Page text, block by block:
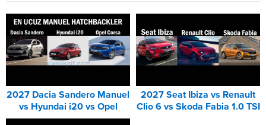
2027 Dacia Sandero Manuel
vs Hyundai i20 vs Opel
Corsa Karşılaştırması
2027 Seat Ibiza vs Renault
Clio 6 vs Skoda Fabia 1.0 TSI